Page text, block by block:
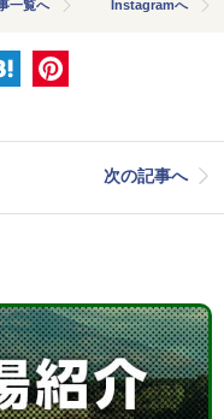
一覧へ Instagramへ
次の記事へ